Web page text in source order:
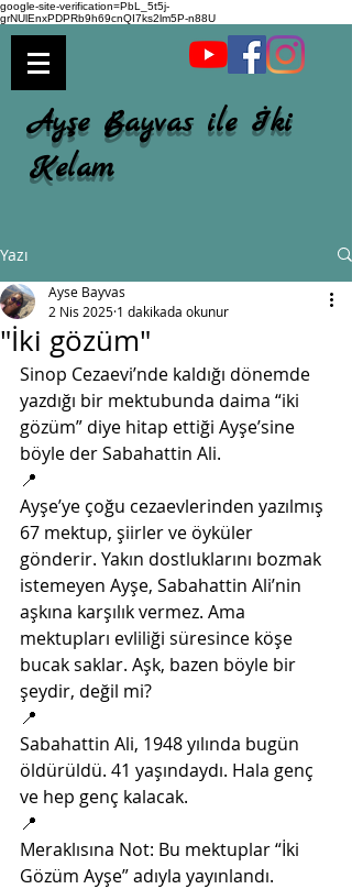
google-site-verification=PbL_5t5j-
grNUlEnxPDPRb9h69cnQI7ks2lm5P-n88U
Ayşe Bayvas ile İki
Kelam
Yazı
"İki gözüm"
Ayse Bayvas
2 Nis 2025 1 dakikada okunur
Sinop Cezaevi’nde kaldığı dönemde
yazdığı bir mektubunda daima “iki
gözüm” diye hitap ettiği Ayşe’sine
böyle der Sabahattin Ali.
📍
Ayşe’ye çoğu cezaevlerinden yazılmış
67 mektup, şiirler ve öyküler
gönderir. Yakın dostluklarını bozmak
istemeyen Ayşe, Sabahattin Ali’nin
aşkına karşılık vermez. Ama
mektupları evliliği süresince köşe
bucak saklar. Aşk, bazen böyle bir
şeydir, değil mi?
📍
Sabahattin Ali, 1948 yılında bugün
öldürüldü. 41 yaşındaydı. Hala genç
ve hep genç kalacak.
📍
Meraklısına Not: Bu mektuplar “İki
Gözüm Ayşe” adıyla yayınlandı.